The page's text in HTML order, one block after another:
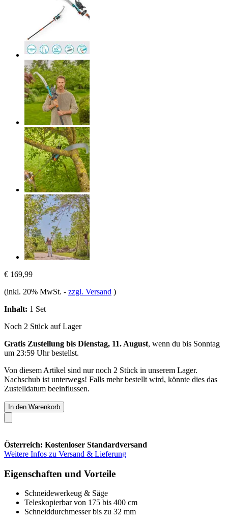
€ 169,99
(inkl. 20% MwSt. - zzgl. Versand )
Inhalt: 1 Set
Noch 2 Stück auf Lager
Gratis Zustellung bis Dienstag, 11. August, wenn du bis Sonntag
um 23:59 Uhrbestellst.
Von diesem Artikel sind nur noch 2 Stück in unserem Lager.
Nachschub ist unterwegs! Falls mehr bestellt wird, könnte dies das
Zustelldatum beeinflussen.
In den Warenkorb
Österreich: Kostenloser Standardversand
Weitere Infos zu Versand & Lieferung
Eigenschaften und Vorteile
Schneidewerkeug & Säge
Teleskopierbar von 175 bis 400 cm
Schneiddurchmesser bis zu 32 mm